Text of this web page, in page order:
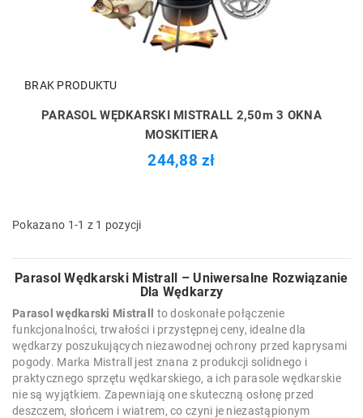
BRAK PRODUKTU
PARASOL WĘDKARSKI MISTRALL 2,50m 3 OKNA
MOSKITIERA
244,88 zł
Pokazano 1-1 z 1 pozycji
Parasol Wędkarski Mistrall – Uniwersalne Rozwiązanie
Dla Wędkarzy
Parasol wędkarski Mistrall
to doskonałe połączenie
funkcjonalności, trwałości i przystępnej ceny, idealne dla
wędkarzy poszukujących niezawodnej ochrony przed kaprysami
pogody. Marka Mistrall jest znana z produkcji solidnego i
praktycznego sprzętu wędkarskiego, a ich parasole wędkarskie
nie są wyjątkiem. Zapewniają one skuteczną osłonę przed
deszczem, słońcem i wiatrem, co czyni je niezastąpionym